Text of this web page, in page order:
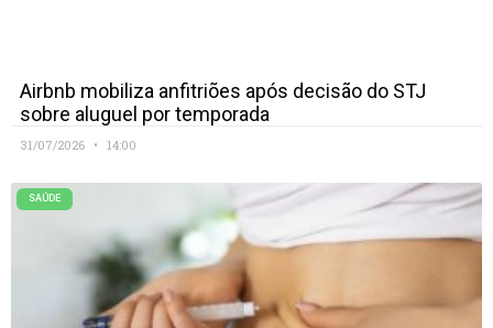
Airbnb mobiliza anfitriões após decisão do STJ
sobre aluguel por temporada
31/07/2026 14:00
SAÚDE